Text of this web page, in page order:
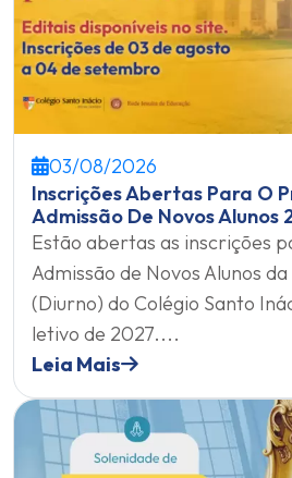
03/08/2026
Inscrições Abertas Para O
Admissão De Novos Alunos
Estão abertas as inscrições
Admissão de Novos Alunos
(Diurno) do Colégio Santo
letivo de 2027....
Leia Mais